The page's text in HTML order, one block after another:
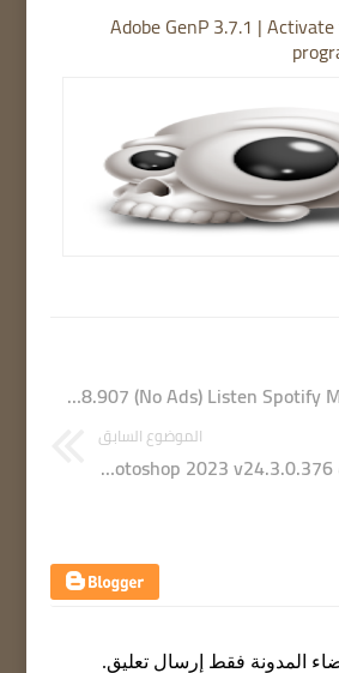
Adobe GenP 3.7.1 |
Spotify 1.2.8.907 (No Ads) Listen Spotify Music No Ads
الموضوع السابق
تحميل فوتوشوب Adobe Photoshop 2023 v24.3.0.376 آخر إصدار مفعل مدى الحياة
المدونة فقط إرسال تعليق.